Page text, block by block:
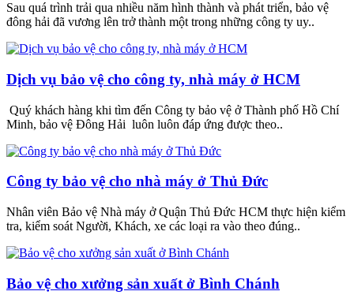
Sau quá trình trải qua nhiều năm hình thành và phát triển, bảo vệ
đông hải đã vương lên trở thành một trong những công ty uy..
Dịch vụ bảo vệ cho công ty, nhà máy ở HCM
Quý khách hàng khi tìm đến Công ty bảo vệ ở Thành phố Hồ Chí
Minh, bảo vệ Đông Hải luôn luôn đáp ứng được theo..
Công ty bảo vệ cho nhà máy ở Thủ Đức
Nhân viên Bảo vệ Nhà máy ở Quận Thủ Đức HCM thực hiện kiểm
tra, kiểm soát Người, Khách, xe các loại ra vào theo đúng..
Bảo vệ cho xưởng sản xuất ở Bình Chánh